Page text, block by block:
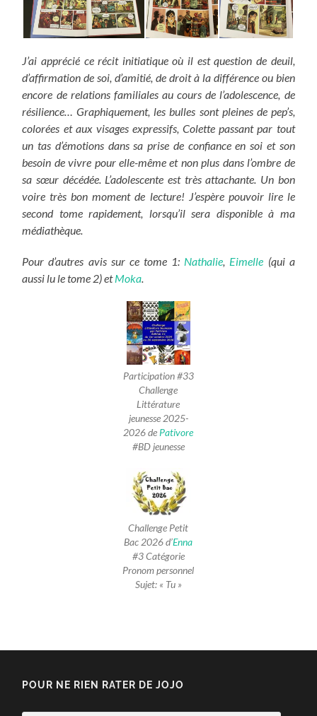
J’ai apprécié ce récit initiatique où il est question de deuil,
d’affirmation de soi, d’amitié, de droit à la différence ou bien
encore de relations familiales au cours de l’adolescence, de
résilience… Graphiquement, les bulles sont pleines de pep’s,
colorées et aux visages expressifs, Colette passant par tout
un tas d’émotions dans sa prise de confiance en soi et son
besoin de vivre pour elle-même et non plus dans l’ombre de
sa sœur décédée. L’adolescente est très attachante. Un bon
voire très bon moment de lecture! J’espère pouvoir lire le
second tome rapidement, lorsqu’il sera disponible à ma
médiathèque.
Pour d’autres avis sur ce tome 1: Nathalie Eimelle (qui a
aussi lu le tome 2) etMoka
Participation #33
Challenge
Littérature
jeunesse 2025-
2026 dePativore
#BD jeunesse
Challenge Petit
Bac 2026 d’Enna
#3 Catégorie
Pronom personnel
Sujet: « Tu »
POUR NE RIEN RATER DE JOJO